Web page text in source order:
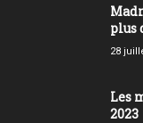
plus
28
Les
2023